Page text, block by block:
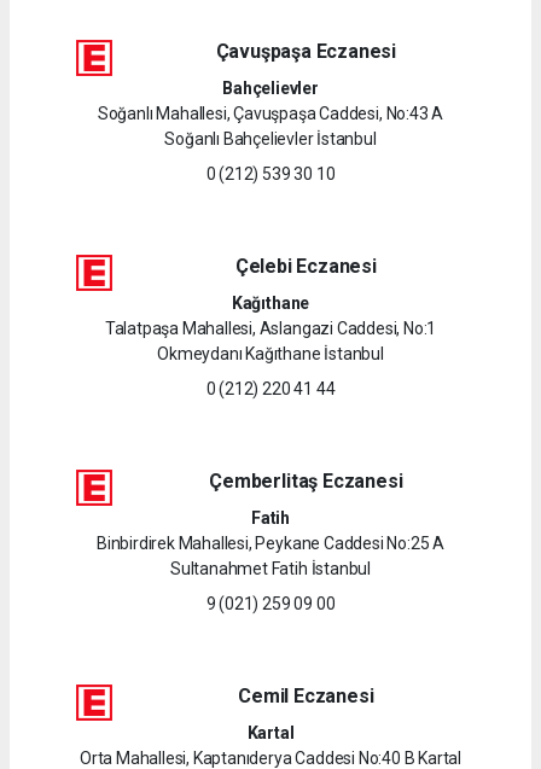
Çavuşpaşa Eczanesi
Bahçelievler
Soğanlı Mahallesi, Çavuşpaşa Caddesi, No:43 A
Soğanlı Bahçelievler İstanbul
0 (212) 539 30 10
Çelebi Eczanesi
Kağıthane
Talatpaşa Mahallesi, Aslangazi Caddesi, No:1
Okmeydanı Kağıthane İstanbul
0 (212) 220 41 44
Çemberlitaş Eczanesi
Fatih
Binbirdirek Mahallesi, Peykane Caddesi No:25 A
Sultanahmet Fatih İstanbul
9 (021) 259 09 00
Cemil Eczanesi
Kartal
Orta Mahallesi, Kaptanıderya Caddesi No:40 B Kartal